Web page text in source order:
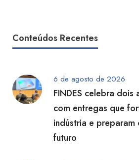
Conteúdos Recentes
6 de agosto de 2026
FINDES celebra dois
com entregas que
indústria e preparam
futuro